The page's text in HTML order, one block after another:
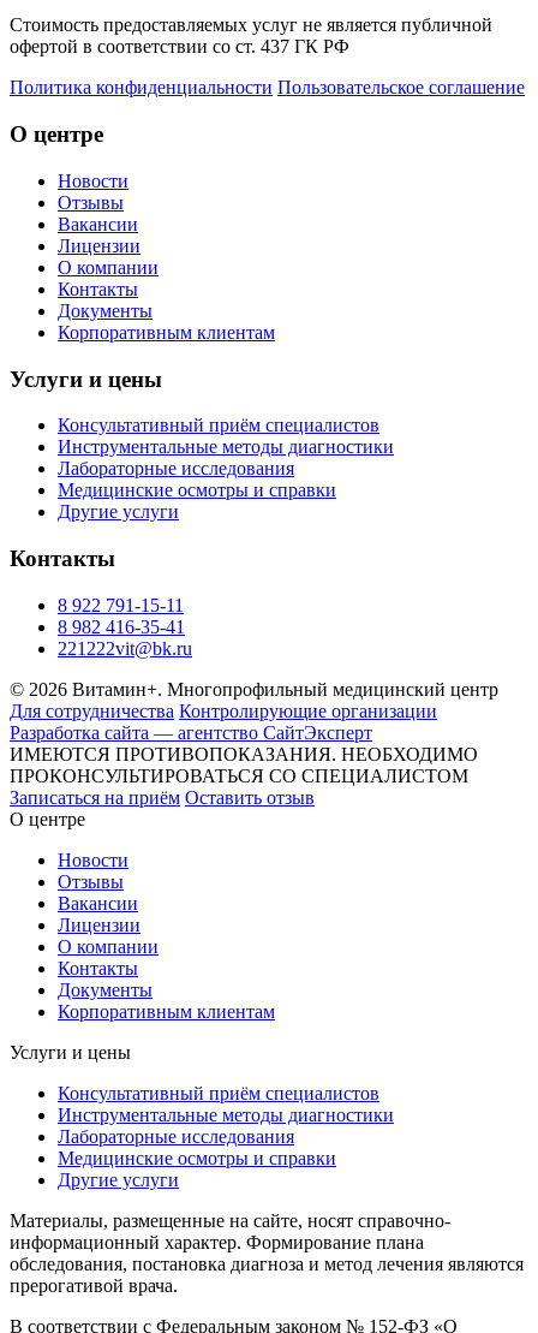
Стоимость предоставляемых услуг не является публичной
офертой в соответствии со ст. 437 ГК РФ
Политика конфиденциальности Пользовательское соглашение
О центре
Новости
Отзывы
Вакансии
Лицензии
О компании
Контакты
Документы
Корпоративным клиентам
Услуги и цены
Консультативный приём специалистов
Инструментальные методы диагностики
Лабораторные исследования
Медицинские осмотры и справки
Другие услуги
Контакты
8 922 791-15-11
8 982 416-35-41
221222vit@bk.ru
© 2026 Витамин+. Многопрофильный медицинский центр
Для сотрудничества Контролирующие организации
Разработка сайта — агентство СайтЭксперт
ИМЕЮТСЯ ПРОТИВОПОКАЗАНИЯ. НЕОБХОДИМО
ПРОКОНСУЛЬТИРОВАТЬСЯ СО СПЕЦИАЛИСТОМ
Записаться на приём Оставить отзыв
О центре
Новости
Отзывы
Вакансии
Лицензии
О компании
Контакты
Документы
Корпоративным клиентам
Услуги и цены
Консультативный приём специалистов
Инструментальные методы диагностики
Лабораторные исследования
Медицинские осмотры и справки
Другие услуги
Материалы, размещенные на сайте, носят справочно-
информационный характер. Формирование плана
обследования, постановка диагноза и метод лечения являются
прерогативой врача.
В соответствии с Федеральным законом № 152-ФЗ «О